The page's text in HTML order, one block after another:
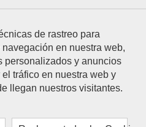
de rastreo para
en nuestra web,
personalizados y anuncios
tráfico en nuestra web y
llegan nuestros visitantes.